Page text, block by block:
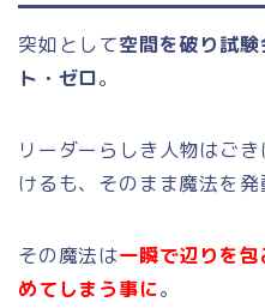
突如として空間を破り試
ト・ゼロ。
リーダーらしき人物はご
けるも、そのまま魔法を発
その魔法は一瞬で辺りを
めてしまう事に。